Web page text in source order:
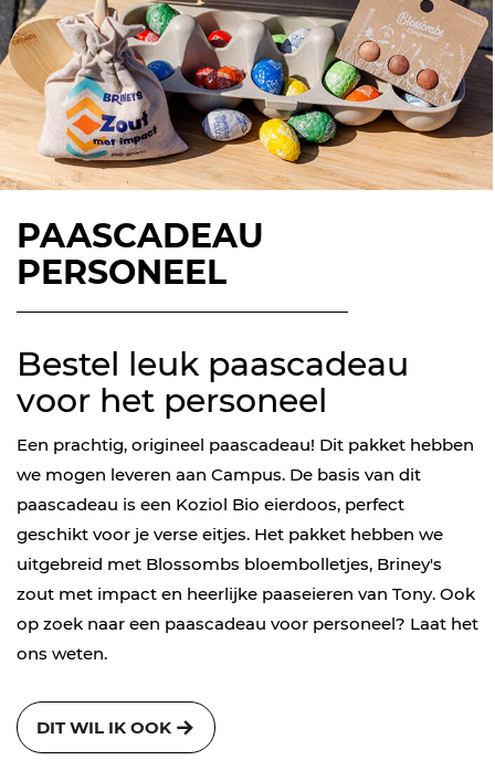
PAASCADEAU
PERSONEEL
Bestel leuk paascadeau
voor het personeel
Een prachtig, origineel paascadeau! Dit pakket hebben
we mogen leveren aan Campus. De basis van dit
paascadeau is een Koziol Bio eierdoos, perfect
geschikt voor je verse eitjes. Het pakket hebben we
uitgebreid met Blossombs bloembolletjes, Briney's
zout met impact en heerlijke paaseieren van Tony. Ook
op zoek naar een paascadeau voor personeel? Laat het
ons weten.
DIT WIL IK OOK